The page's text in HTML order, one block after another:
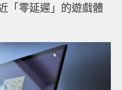
「零延遲」的遊戲體